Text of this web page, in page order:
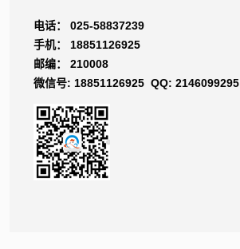
电话： 025-58837239
手机： 18851126925
邮编： 210008
微信号: 18851126925 QQ: 2146099295